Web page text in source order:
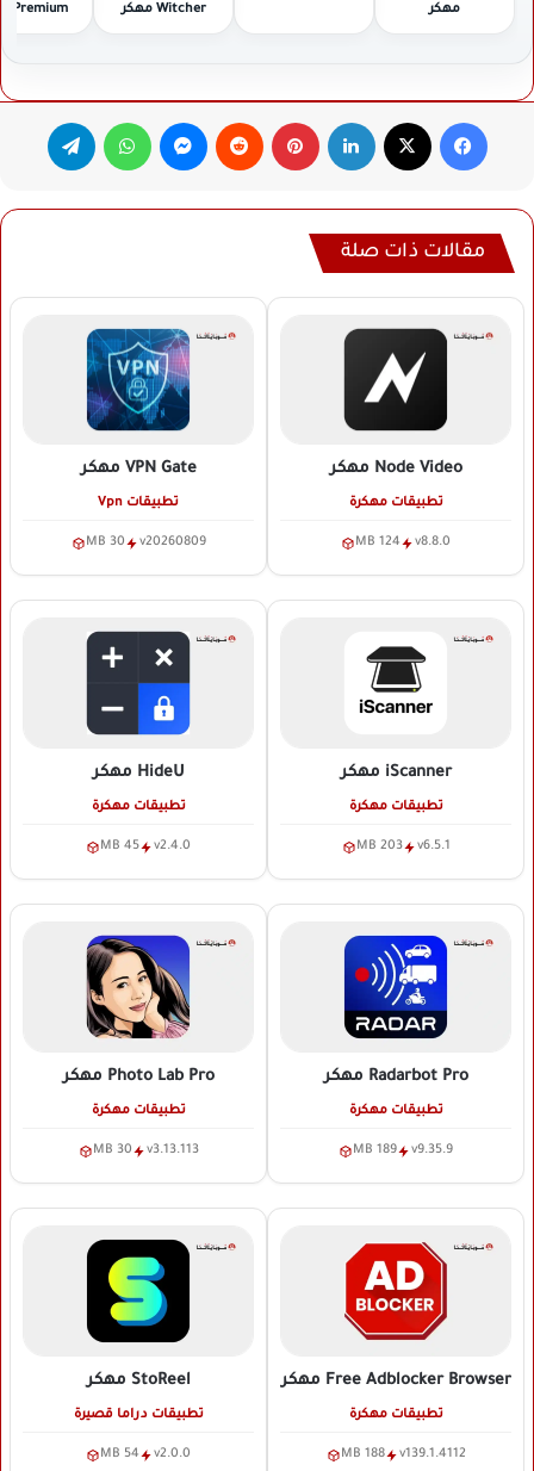
مهكر
Witcher مهكر
Premium مهكر
فيسبوك لينكدإن بينتيريست ماسنجر واتساب
مقالات ذات صلة
Node Video مهكر
تطبيقات مهكرة
v8.8.0
124 MB
VPN Gate مهكر
تطبيقات Vpn
v20260809
30 MB
iScanner مهكر
تطبيقات مهكرة
v6.5.1
203 MB
HideU مهكر
تطبيقات مهكرة
v2.4.0
45 MB
Radarbot Pro مهكر
تطبيقات مهكرة
v9.35.9
189 MB
Photo Lab Pro مهكر
تطبيقات مهكرة
v3.13.113
30 MB
Free Adblocker Browser مهكر
تطبيقات مهكرة
v139.1.4112
188 MB
StoReel مهكر
تطبيقات دراما قصيرة
v2.0.0
54 MB